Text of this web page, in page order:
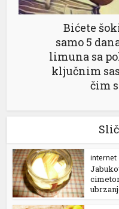
Bićete
samo 5
limuna sa
ključnim
čim
internet